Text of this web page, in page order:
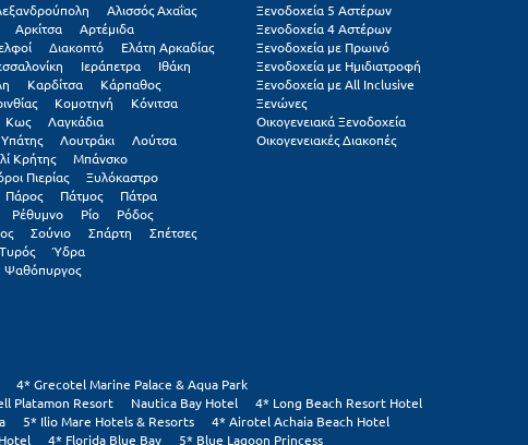
Αλισσός Αχαΐας
Αρκίτσα
Αρτέμιδα
Διακοπτό
Ελάτη Αρκαδίας
Ιεράπετρα
Ιθάκη
Καρδίτσα
Κάρπαθος
Κομοτηνή
Κόνιτσα
Κως
Λαγκάδια
Λουτράκι
Λούτσα
Κρήτης
Μπάνσκο
Πιερίας
Ξυλόκαστρο
Πάρος Πάτμος
Πάτρα
Ρέθυμνο Ρίο
Ρόδος
Σούνιο Σπάρτη
Σπέτσες
Τυρός
Ύδρα
Ψαθόπυργος
Ξενοδοχεία 5 Αστέρων
Ξενοδοχεία 4 Αστέρων
Ξενοδοχεία με Πρωινό
Ξενοδοχεία με Ημιδιατροφή
Ξενοδοχεία με All Inclusive
Ξενώνες
Οικογενειακά Ξενοδοχεία
Οικογενειακές Διακοπές
4* Grecotel Marine Palace & Aqua Park
Platamon Resort Nautica Bay Hotel
4* Long Beach Resort Hotel
5* Ilio Mare Hotels & Resorts
4* Airotel Achaia Beach Hotel
4* Florida Blue Bay
5* Blue Lagoon Princess